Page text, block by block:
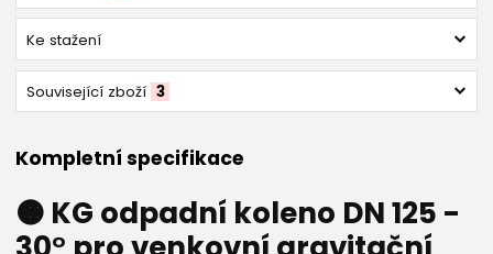
Ke stažení
Související zboží 3
Kompletní specifikace
🟠 KG odpadní koleno DN 125 -